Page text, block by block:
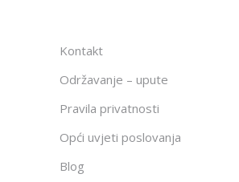
Kontakt
Održavanje – upute
Pravila privatnosti
Opći uvjeti poslovanja
Blog